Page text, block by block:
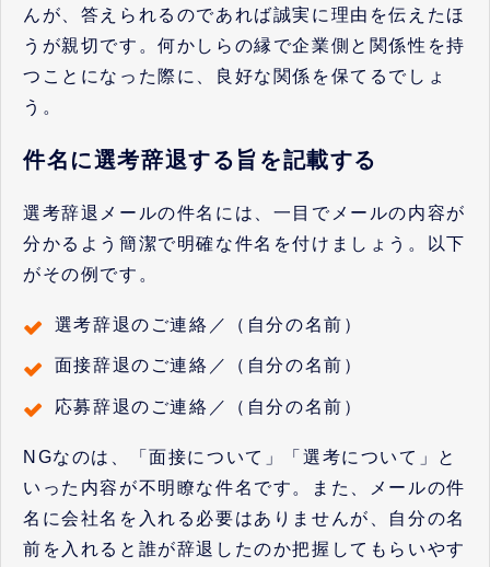
んが、答えられるのであれば誠実に理由を伝えたほ
うが親切です。何かしらの縁で企業側と関係性を持
つことになった際に、良好な関係を保てるでしょ
う。
件名に選考辞退する旨を記載する
選考辞退メールの件名には、一目でメールの内容が
分かるよう簡潔で明確な件名を付けましょう。以下
がその例です。
選考辞退のご連絡／（自分の名前）
面接辞退のご連絡／（自分の名前）
応募辞退のご連絡／（自分の名前）
NGなのは、「面接について」「選考について」と
いった内容が不明瞭な件名です。また、メールの件
名に会社名を入れる必要はありませんが、自分の名
前を入れると誰が辞退したのか把握してもらいやす